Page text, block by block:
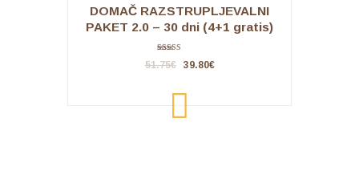
!
DOMAČ RAZSTRUPLJEVALNI
PAKET 2.0 – 30 dni (4+1 gratis)
Ocenjeno
5.00
51.75€ 39.80€
IZBER
MOŽN